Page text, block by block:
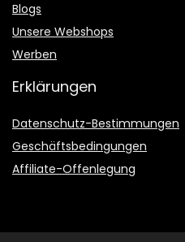
Blogs
Unsere Webshops
Werben
Erklärungen
Datenschutz-Bestimmungen
Geschäftsbedingungen
Affiliate-Offenlegung